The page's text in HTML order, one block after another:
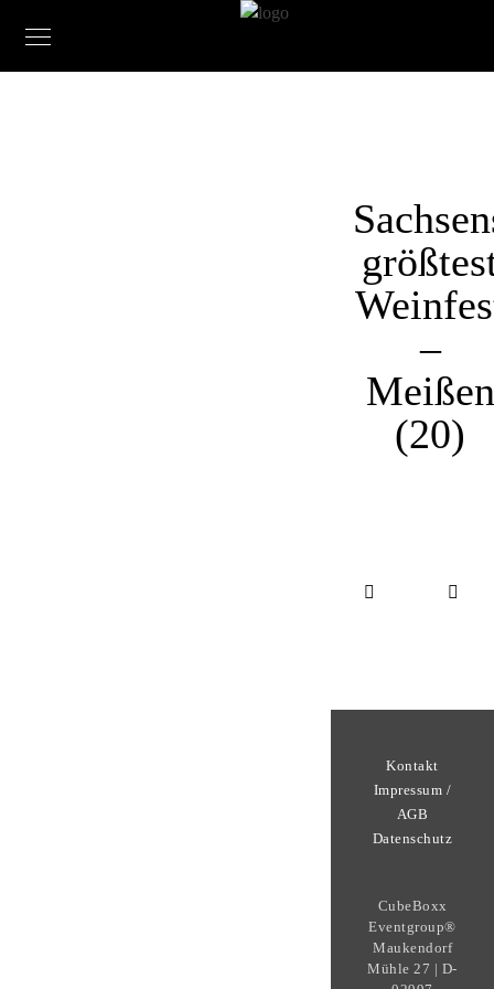
–
Meißen
(20)
Kontakt
Impressum /
AGB
Datenschutz
CubeBoxx
Eventgroup®
Maukendorf
Mühle 27 | D-